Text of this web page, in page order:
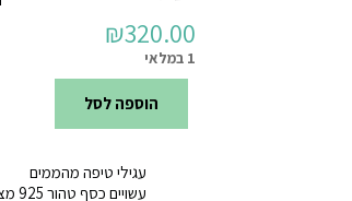
₪320.00
1 במלאי
הוספה לסל
עגילי טיפה מהממים